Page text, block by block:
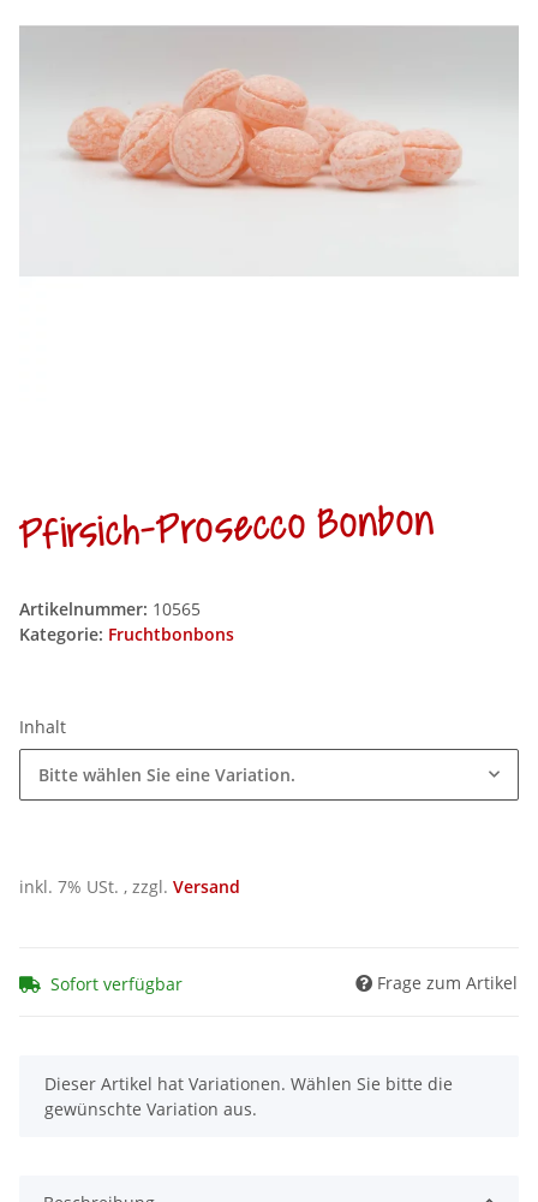
Pfirsich-Prosecco Bonbon
Artikelnummer: 10565
Kategorie: Fruchtbonbons
Inhalt
Bitte wählen Sie eine Variation.
inkl. 7% USt. , zzgl. Versand
Sofort verfügbar Frage zum Artikel
x
Dieser Artikel hat Variationen. Wählen Sie bitte die
gewünschte Variation aus.